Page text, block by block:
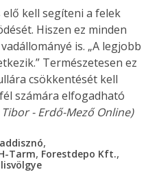
kell segíteni a felek
Hiszen ez minden
is. „A legjobb
Természetesen ez
csökkentését kell
számára elfogadható
Tibor - Erdő-Mező Online)
,
Tarm, Forestdepo Kft.,